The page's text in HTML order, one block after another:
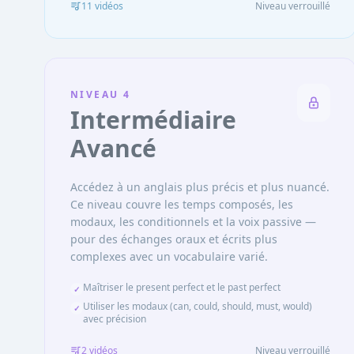
11 vidéos Niveau verrouillé
NIVEAU 4
Intermédiaire
Avancé
Accédez à un anglais plus précis et plus nuancé.
Ce niveau couvre les temps composés, les
modaux, les conditionnels et la voix passive —
pour des échanges oraux et écrits plus
complexes avec un vocabulaire varié.
✓ Maîtriser le present perfect et le past perfect
✓ Utiliser les modaux (can, could, should, must, would)
avec précision
2vidéos Niveau verrouillé